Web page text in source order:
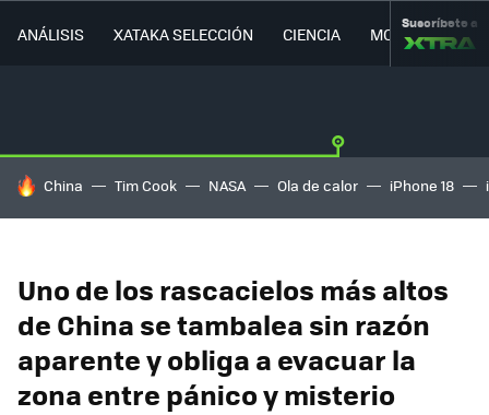
ANÁLISIS XATAKA SELECCIÓN CIENCIA MOVILIDAD
Suscríbete a
HOY SE HABLA DE
China Tim Cook NASA Ola de calor iPhone 18
Uno de los rascacielos más altos
de China se tambalea sin razón
aparente y obliga a evacuar la
zona entre pánico y misterio